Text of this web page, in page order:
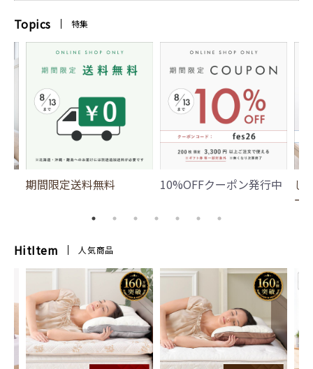
Topics 特集
期間限定送料無料 10%OFFクーポン発行中
じ
ー
HitItem 人気商品